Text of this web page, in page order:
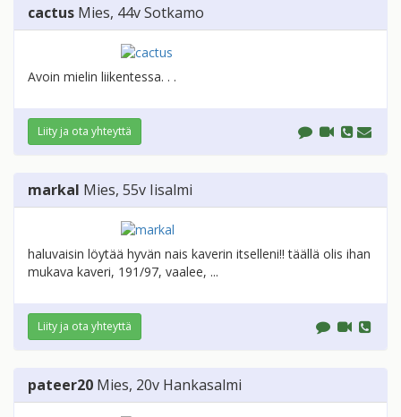
cactus Mies, 44vSotkamo
Avoin mielin liikentessa. . .
Liity ja ota yhteyttä
markal Mies, 55v Iisalmi
haluvaisin löytää hyvän nais kaverin itselleni!! täällä olis ihan
mukava kaveri, 191/97, vaalee, ...
Liity ja ota yhteyttä
pateer20 Mies, 20v Hankasalmi